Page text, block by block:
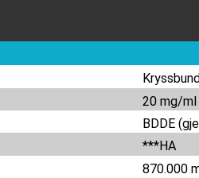
20 mg/ml
BDDE
***HA
870.000